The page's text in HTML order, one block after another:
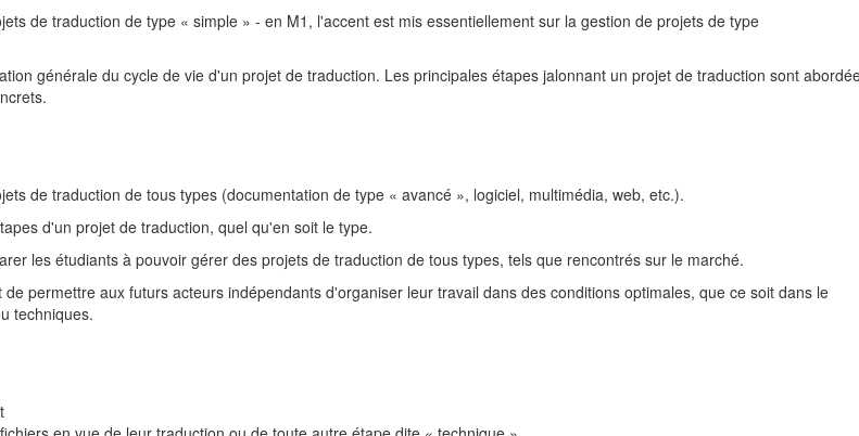
de traduction de type « simple » - en M1, l'accent est mis essentiellement sur la gestion de projets de type
générale du cycle de vie d'un projet de traduction. Les principales étapes jalonnant un projet de traduction sont
de traduction de tous types (documentation de type « avancé », logiciel, multimédia, web, etc.).
d'un projet de traduction, quel qu'en soit le type.
les étudiants à pouvoir gérer des projets de traduction de tous types, tels que rencontrés sur le marché.
permettre aux futurs acteurs indépendants d'organiser leur travail dans des conditions optimales, que ce soit dans le
techniques.